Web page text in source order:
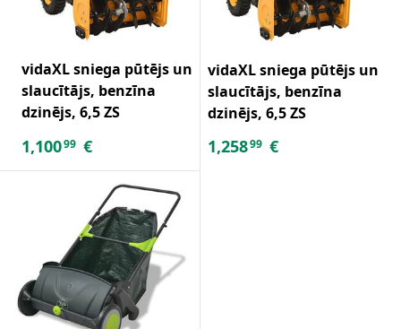
vidaXL sniega pūtējs un
slaucītājs, benzīna
dzinējs, 6,5 ZS
1,10099 €
vidaXL sniega pūtējs un
slaucītājs, benzīna
dzinējs, 6,5 ZS
1,25899 €